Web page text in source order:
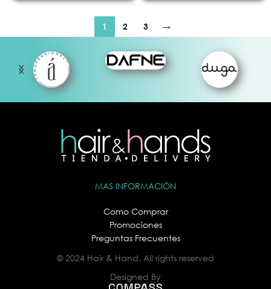
1 2 3 →
MAS INFORMACIÓN
Como Comprar
Promociones
Preguntas Frecuentes
© 2024 Hair & Hand. All rights reserved
Designed By